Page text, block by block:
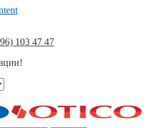
103 47 47